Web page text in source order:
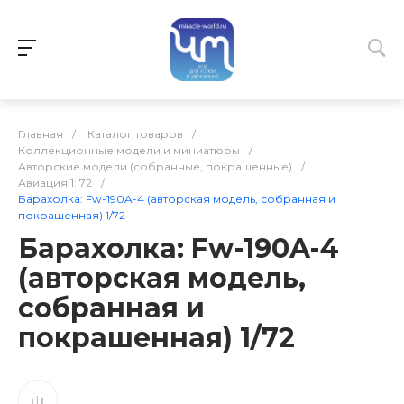
Главная / Каталог товаров
/
Коллекционные модели и миниатюры
/
Авторские модели (собранные, покрашенные)
/
Авиация 1: 72
/
Барахолка: Fw-190A-4 (авторская модель, собранная и
покрашенная) 1/72
Барахолка: Fw-190A-4
(авторская модель,
собранная и
покрашенная) 1/72